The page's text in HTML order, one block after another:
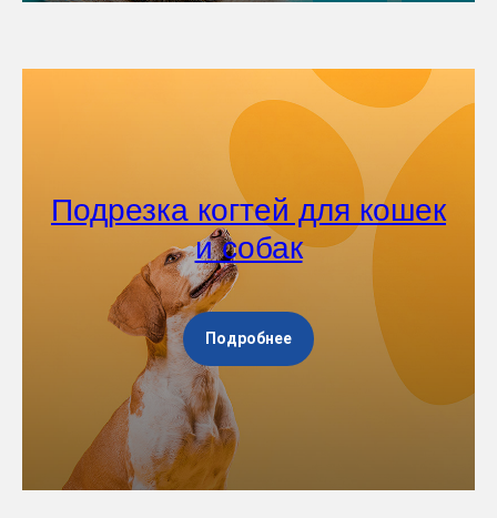
Подрезка когтей для кошек
и собак
Подробнее